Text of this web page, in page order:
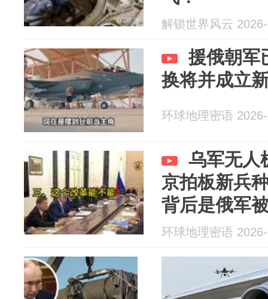
解锁世界风云
援俄朝军
换将并成立
环球地理密语
乌军无人
京拍板新兵
背后是俄军
环球地理密语